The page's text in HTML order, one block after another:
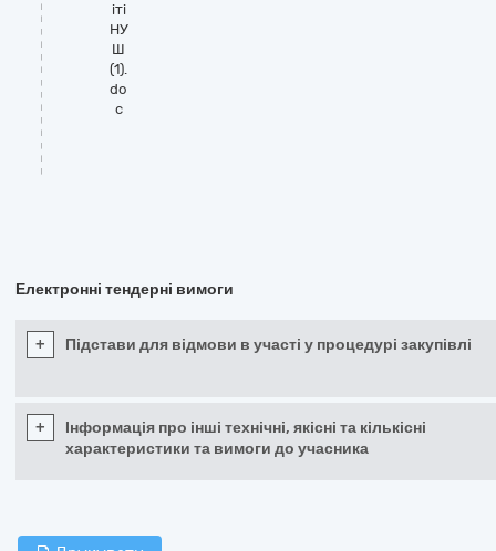
іті
НУ
Ш
(1).
do
c
Електронні тендерні вимоги
+ Підстави для відмови в участі у процедурі закупівлі
+
Інформація про інші технічні, якісні та кількісні
характеристики та вимоги до учасника